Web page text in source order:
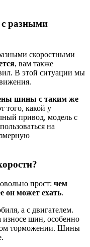
разными
скоростными
, вам также
В этой ситуации мы
шины с таким же
того, какой у
привод, модель с
на
прост: чем
он может ехать.
а с двигателем.
износе шин, особенно
торможении. Шины